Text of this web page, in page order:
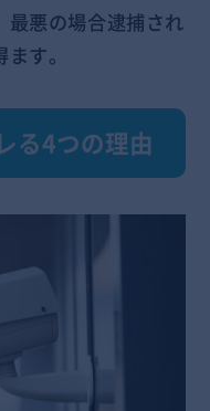
最悪の場合逮捕され
す。
る4つの理由